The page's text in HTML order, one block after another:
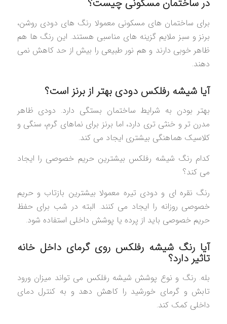
در ساختمان مسکونی چیست؟
برای ساختمان های مسکونی معمولا رنگ های دودی روشن،
برنز و سبز ملایم گزینه های مناسبی هستند. این رنگ ها هم
ظاهر خوبی دارند و هم نور طبیعی را بیش از حد کاهش نمی
دهند.
آیا شیشه رفلکس دودی بهتر از برنز است؟
بهتر بودن به شرایط ساختمان بستگی دارد. دودی ظاهر
مدرن تر و خنثی تری دارد، اما برنز برای نماهای گرم، سنگی و
کلاسیک هماهنگی بیشتری ایجاد می کند.
کدام رنگ شیشه رفلکس بیشترین حریم خصوصی را ایجاد
می کند؟
رنگ نقره ای و دودی تیره معمولا بیشترین بازتاب و حریم
خصوصی روزانه را ایجاد می کنند. البته در شب برای حفظ
حریم خصوصی باید از پرده یا پوشش داخلی استفاده شود.
آیا رنگ شیشه رفلکس روی گرمای داخل خانه
تاثیر دارد؟
بله. رنگ و نوع پوشش شیشه رفلکس می تواند میزان ورود
تابش و گرمای خورشید را کاهش دهد و به کنترل دمای
داخلی کمک کند.